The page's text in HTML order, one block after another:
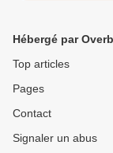
Hébergé par
Top articles
Pages
Contact
Signaler un abus